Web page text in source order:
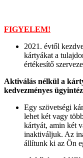
FIGYELEM!
2021. évtől
kártyákat a
értékesítő
Aktiválás nélkül a
kedvezményes
Egy szövetségi
lehet két vagy
kártyát, amin két
inaktiváljuk. Az
állítunk ki az Ön